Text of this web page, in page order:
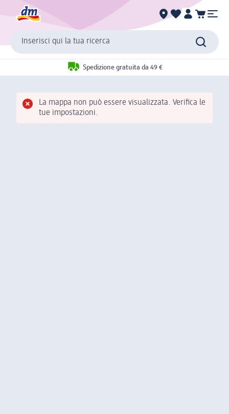
Inserisci qui la tua ricerca
Spedizione gratuita da 49 €
La mappa non può essere visualizzata. Verifica le
tue impostazioni.